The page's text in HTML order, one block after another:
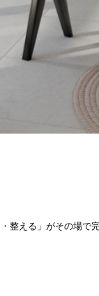
整える」がその場で